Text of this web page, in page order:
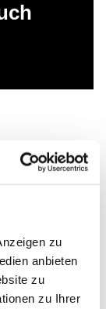
zu
anbieten
zu
zu Ihrer